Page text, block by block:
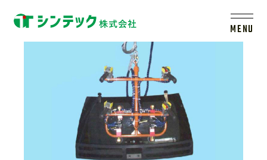
MENU
シンテックについて
kyuchaku06